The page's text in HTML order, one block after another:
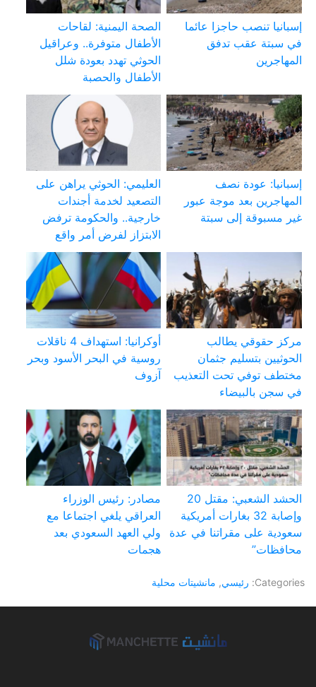
إسبانيا تنصب حاجزا عائما
في سبتة عقب تدفق
المهاجرين
الصحة اليمنية: لقاحات
الأطفال متوفرة.. وعراقيل
الحوثي تهدد بعودة شلل
الأطفال والحصبة
إسبانيا: عودة نصف
المهاجرين بعد موجة عبور
غير مسبوقة إلى سبتة
العليمي: الحوثي يراهن على
التصعيد لخدمة أجندات
خارجية.. والحكومة ترفض
الابتزاز لفرض أمر واقع
مركز حقوقي يطالب
الحوثيين بتسليم جثمان
مختطف توفي تحت التعذيب
في سجن بالبيضاء
أوكرانيا: استهداف 4 ناقلات
روسية في البحر الأسود وبحر
آزوف
الحشد الشعبي: مقتل 20
وإصابة 32 بغارات أمريكية
سعودية على مقراتنا في عدة
محافظات”
مصادر: رئيس الوزراء
العراقي يلغي اجتماعا مع
ولي العهد السعودي بعد
هجمات
Categories: رئيسي, مانشيتات محلية